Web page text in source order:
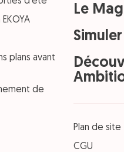
plans avant
de
Le Mag
Plan de site
CGU